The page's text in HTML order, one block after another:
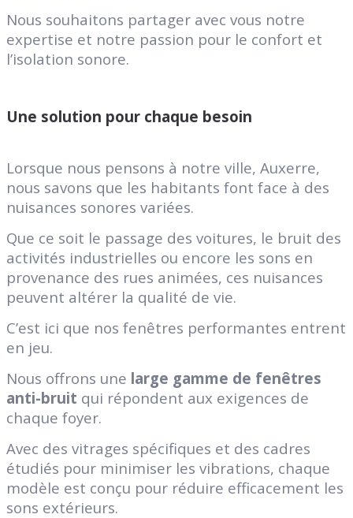
Nous souhaitons partager avec vous notre
expertise et notre passion pour le confort et
l’isolation sonore.
Une solution pour chaque besoin
Lorsque nous pensons à notre ville, Auxerre,
nous savons que les habitants font face à des
nuisances sonores variées.
Que ce soit le passage des voitures, le bruit des
activités industrielles ou encore les sons en
provenance des rues animées, ces nuisances
peuvent altérer la qualité de vie.
C’est ici que nos fenêtres performantes entrent
en jeu.
Nous offrons une large gamme de fenêtres
anti-bruit qui répondent aux exigences de
chaque foyer.
Avec des vitrages spécifiques et des cadres
étudiés pour minimiser les vibrations, chaque
modèle est conçu pour réduire efficacement les
sons extérieurs.